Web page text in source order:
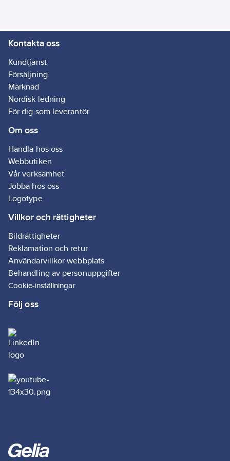
Kontakta oss
Kundtjänst
Försäljning
Marknad
Nordisk ledning
För dig som leverantör
Om oss
Handla hos oss
Webbutiken
Vår verksamhet
Jobba hos oss
Logotype
Villkor och rättigheter
Bildrättigheter
Reklamation och retur
Användarvillkor webbplats
Behandling av personuppgifter
Cookie-inställningar
Följ oss